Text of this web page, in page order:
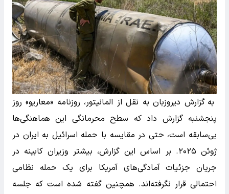
به گزارش دیروزبان به نقل از المانیتور، روزنامه «معاریو» روز
پنجشنبه گزارش داد که سطح محرمانگی این هماهنگی‌ها
بی‌سابقه است، حتی در مقایسه با حمله اسرائیل به ایران در
ژوئن ۲۰۲۵. بر اساس این گزارش، بیشتر وزیران کابینه در
جریان جزئیات آمادگی‌های آمریکا برای یک حمله نظامی
احتمالی قرار نگرفته‌اند. همچنین گفته شده است که جلسه